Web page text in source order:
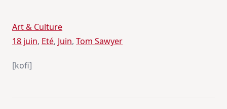
Art & Culture
18 juin, Eté, Juin, Tom Sawyer
[kofi]